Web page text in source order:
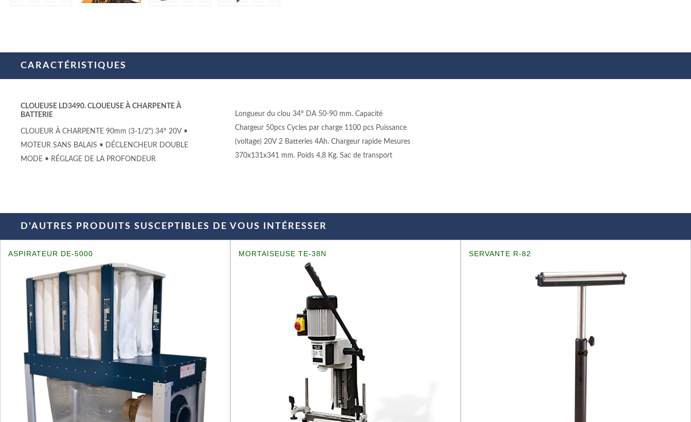
CARACTÉRISTIQUES
CLOUEUSE LD3490. CLOUEUSE À CHARPENTE À
BATTERIE
CLOUEUR À CHARPENTE 90mm (3-1/2") 34º 20V •
MOTEUR SANS BALAIS • DÉCLENCHEUR DOUBLE
MODE • RÉGLAGE DE LA PROFONDEUR
Longueur du clou 34º DA 50-90 mm. Capacité
Chargeur 50pcs Cycles par charge 1100 pcs Puissance
(voltage) 20V 2 Batteries 4Ah. Chargeur rapide Mesures
370x131x341 mm. Poids 4,8 Kg. Sac de transport
D'AUTRES PRODUITS SUSCEPTIBLES DE VOUS INTÉRESSER
ASPIRATEUR DE-5000 MORTAISEUSE TE-38N SERVANTE R-82